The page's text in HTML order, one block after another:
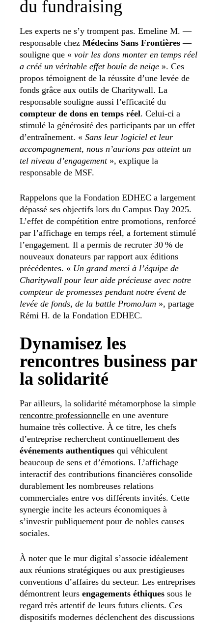
du fundraising
Les experts ne s’y trompent pas. Emeline M. —
responsable chez Médecins Sans Frontières —
souligne que « voir les dons monter en temps réel
a créé un véritable effet boule de neige ». Ces
propos témoignent de la réussite d’une levée de
fonds grâce aux outils de Charitywall. La
responsable souligne aussi l’efficacité du
compteur de dons en temps réel. Celui-ci a
stimulé la générosité des participants par un effet
d’entraînement. « Sans leur logiciel et leur
accompagnement, nous n’aurions pas atteint un
tel niveau d’engagement», explique la
responsable de MSF.
Rappelons que la Fondation EDHEC a largement
dépassé ses objectifs lors du Campus Day 2025.
L’effet de compétition entre promotions, renforcé
par l’affichage en temps réel, a fortement stimulé
l’engagement. Il a permis de recruter 30 % de
nouveaux donateurs par rapport aux éditions
précédentes. « Un grand merci à l’équipe de
Charitywall pour leur aide précieuse avec notre
compteur de promesses pendant notre évent de
levée de fonds, de la battle PromoJam », partage
Rémi H. de la Fondation EDHEC.
Dynamisez les
rencontres business par
la solidarité
Par ailleurs, la solidarité métamorphose la simple
rencontre professionnelle en une aventure
humaine très collective. À ce titre, les chefs
d’entreprise recherchent continuellement des
événements authentiques qui véhiculent
beaucoup de sens et d’émotions. L’affichage
interactif des contributions financières consolide
durablement les nombreuses relations
commerciales entre vos différents invités. Cette
synergie incite les acteurs économiques à
s’investir publiquement pour de nobles causes
sociales.
À noter que le mur digital s’associe idéalement
aux réunions stratégiques ou aux prestigieuses
conventions d’affaires du secteur. Les entreprises
démontrent leurs engagements éthiques sous le
regard très attentif de leurs futurs clients. Ces
dispositifs modernes déclenchent des discussions